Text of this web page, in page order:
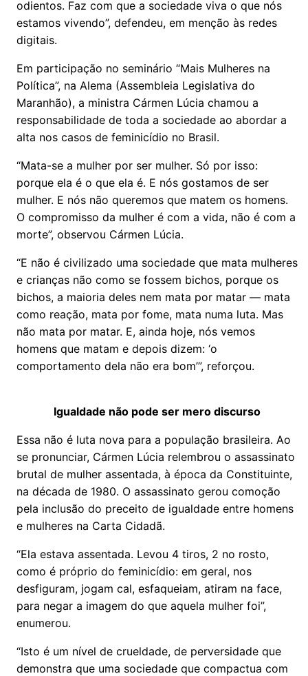
odientos. Faz com que a sociedade viva o que nós
estamos vivendo”, defendeu, em menção às redes
digitais.
Em participação no seminário “Mais Mulheres na
Política”, na Alema (Assembleia Legislativa do
Maranhão), a ministra Cármen Lúcia chamou a
responsabilidade de toda a sociedade ao abordar a
alta nos casos de feminicídio no Brasil.
“Mata-se a mulher por ser mulher. Só por isso:
porque ela é o que ela é. E nós gostamos de ser
mulher. E nós não queremos que matem os homens.
O compromisso da mulher é com a vida, não é com a
morte”, observou Cármen Lúcia.
“E não é civilizado uma sociedade que mata mulheres
e crianças não como se fossem bichos, porque os
bichos, a maioria deles nem mata por matar — mata
como reação, mata por fome, mata numa luta. Mas
não mata por matar. E, ainda hoje, nós vemos
homens que matam e depois dizem: ‘o
comportamento dela não era bom’”, reforçou.
Igualdade não pode ser mero discurso
Essa não é luta nova para a população brasileira. Ao
se pronunciar, Cármen Lúcia relembrou o assassinato
brutal de mulher assentada, à época da Constituinte,
na década de 1980. O assassinato gerou comoção
pela inclusão do preceito de igualdade entre homens
e mulheres na Carta Cidadã.
“Ela estava assentada. Levou 4 tiros, 2 no rosto,
como é próprio do feminicídio: em geral, nos
desfiguram, jogam cal, esfaqueiam, atiram na face,
para negar a imagem do que aquela mulher foi”,
enumerou.
“Isto é um nível de crueldade, de perversidade que
demonstra que uma sociedade que compactua com